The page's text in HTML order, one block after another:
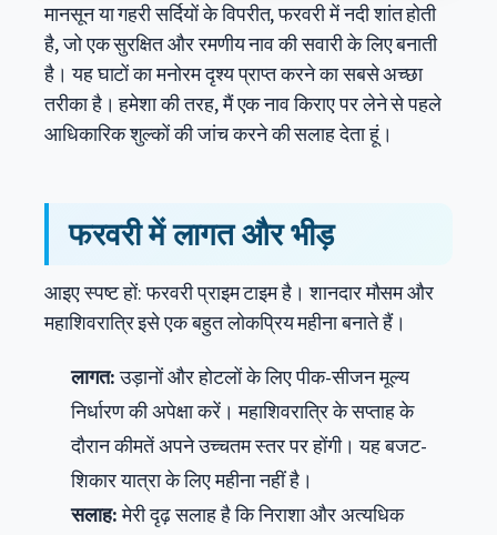
मानसून या गहरी सर्दियों के विपरीत, फरवरी में नदी शांत होती
है, जो एक सुरक्षित और रमणीय नाव की सवारी के लिए बनाती
है। यह घाटों का मनोरम दृश्य प्राप्त करने का सबसे अच्छा
तरीका है। हमेशा की तरह, मैं एक नाव किराए पर लेने से पहले
आधिकारिक शुल्कों की जांच करने की सलाह देता हूं।
फरवरी में लागत और भीड़
आइए स्पष्ट हों: फरवरी प्राइम टाइम है। शानदार मौसम और
महाशिवरात्रि इसे एक बहुत लोकप्रिय महीना बनाते हैं।
लागत:उड़ानों और होटलों के लिए पीक-सीजन मूल्य
निर्धारण की अपेक्षा करें। महाशिवरात्रि के सप्ताह के
दौरान कीमतें अपने उच्चतम स्तर पर होंगी। यह बजट-
शिकार यात्रा के लिए महीना नहीं है।
सलाह:मेरी दृढ़ सलाह है कि निराशा और अत्यधिक